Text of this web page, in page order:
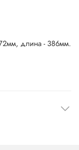
длина - 386мм.